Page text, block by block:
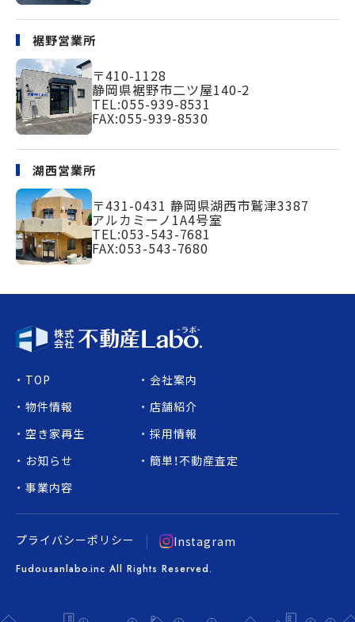
裾野営業所
〒410-1128
静岡県裾野市二ツ屋140-2
TEL:055-939-8531
FAX:055-939-8530
湖西営業所
〒431-0431 静岡県湖西市鷲津3387
アルカミーノ1A4号室
TEL:053-543-7681
FAX:053-543-7680
プライバシーポリシー Instagram
Fudousanlabo.inc All Rights Reserved.
TOP
お知らせ
店舗紹介
物件情報
事業内容
採用情報
空き家再生
会社案内
簡単！不動産査定